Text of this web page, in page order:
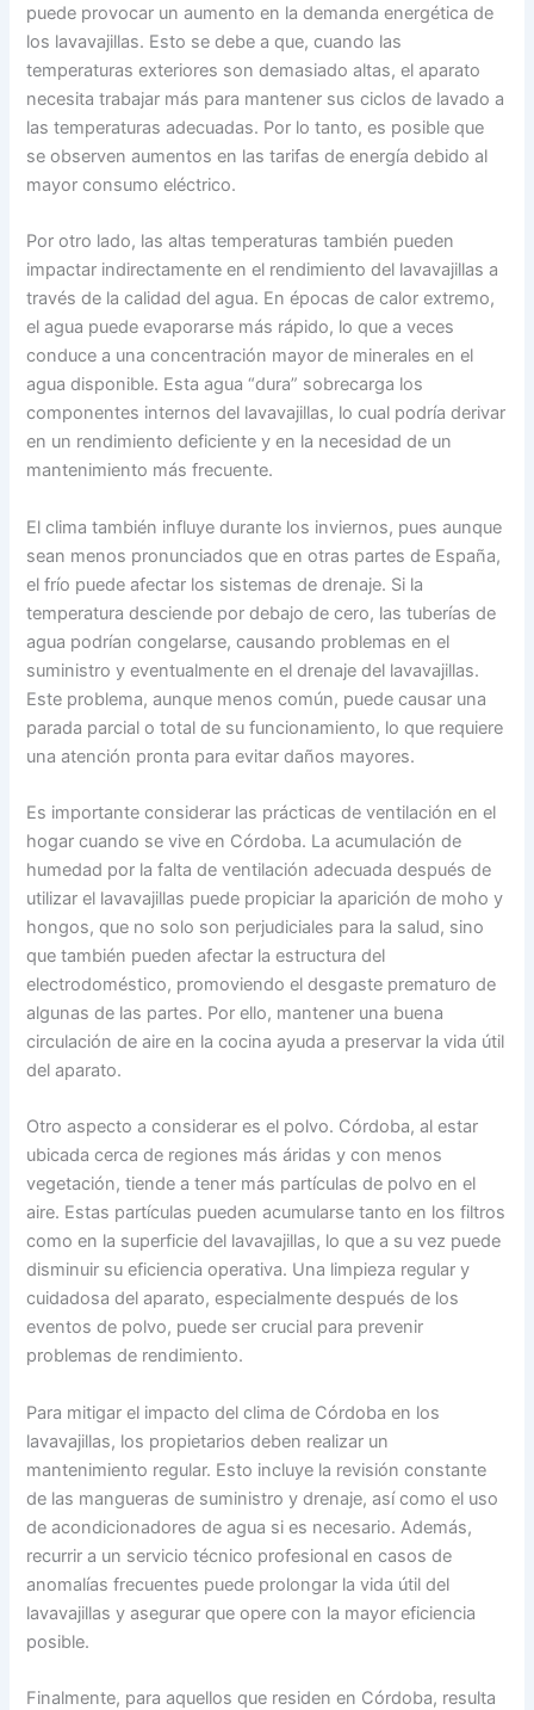
puede provocar un aumento en la demanda energética de
los lavavajillas. Esto se debe a que, cuando las
temperaturas exteriores son demasiado altas, el aparato
necesita trabajar más para mantener sus ciclos de lavado a
las temperaturas adecuadas. Por lo tanto, es posible que
se observen aumentos en las tarifas de energía debido al
mayor consumo eléctrico.
Por otro lado, las altas temperaturas también pueden
impactar indirectamente en el rendimiento del lavavajillas a
través de la calidad del agua. En épocas de calor extremo,
el agua puede evaporarse más rápido, lo que a veces
conduce a una concentración mayor de minerales en el
agua disponible. Esta agua “dura” sobrecarga los
componentes internos del lavavajillas, lo cual podría derivar
en un rendimiento deficiente y en la necesidad de un
mantenimiento más frecuente.
El clima también influye durante los inviernos, pues aunque
sean menos pronunciados que en otras partes de España,
el frío puede afectar los sistemas de drenaje. Si la
temperatura desciende por debajo de cero, las tuberías de
agua podrían congelarse, causando problemas en el
suministro y eventualmente en el drenaje del lavavajillas.
Este problema, aunque menos común, puede causar una
parada parcial o total de su funcionamiento, lo que requiere
una atención pronta para evitar daños mayores.
Es importante considerar las prácticas de ventilación en el
hogar cuando se vive en Córdoba. La acumulación de
humedad por la falta de ventilación adecuada después de
utilizar el lavavajillas puede propiciar la aparición de moho y
hongos, que no solo son perjudiciales para la salud, sino
que también pueden afectar la estructura del
electrodoméstico, promoviendo el desgaste prematuro de
algunas de las partes. Por ello, mantener una buena
circulación de aire en la cocina ayuda a preservar la vida útil
del aparato.
Otro aspecto a considerar es el polvo. Córdoba, al estar
ubicada cerca de regiones más áridas y con menos
vegetación, tiende a tener más partículas de polvo en el
aire. Estas partículas pueden acumularse tanto en los filtros
como en la superficie del lavavajillas, lo que a su vez puede
disminuir su eficiencia operativa. Una limpieza regular y
cuidadosa del aparato, especialmente después de los
eventos de polvo, puede ser crucial para prevenir
problemas de rendimiento.
Para mitigar el impacto del clima de Córdoba en los
lavavajillas, los propietarios deben realizar un
mantenimiento regular. Esto incluye la revisión constante
de las mangueras de suministro y drenaje, así como el uso
de acondicionadores de agua si es necesario. Además,
recurrir a un servicio técnico profesional en casos de
anomalías frecuentes puede prolongar la vida útil del
lavavajillas y asegurar que opere con la mayor eficiencia
posible.
Finalmente, para aquellos que residen en Córdoba, resulta